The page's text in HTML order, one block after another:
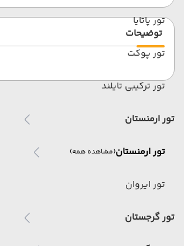
تور پاتایا
تور پوکت
تور ترکیبی تایلند
تور ارمنستان
تور ارمنستان(مشاهده همه)
تور ایروان
تور گرجستان
توضیحات